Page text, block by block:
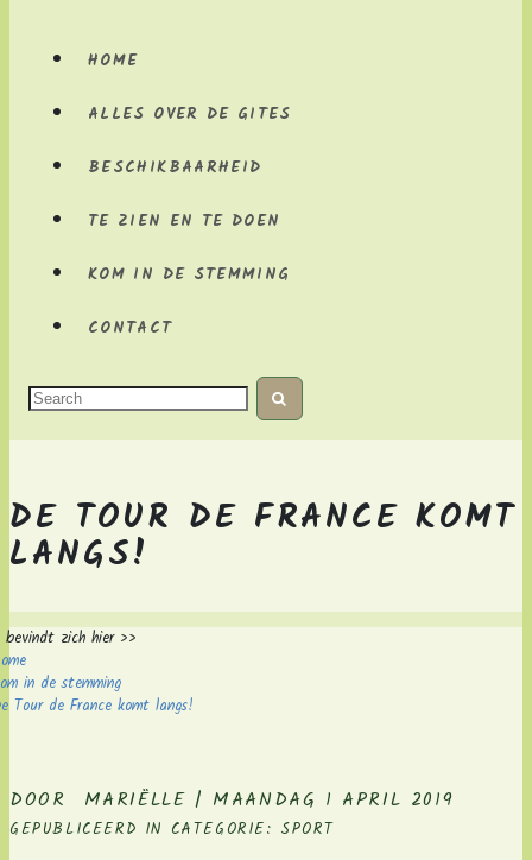
HOME
ALLES OVER DE GITES
BESCHIKBAARHEID
TE ZIEN EN TE DOEN
KOM IN DE STEMMING
CONTACT
DE TOUR DE FRANCE KOMT
LANGS!
bevindt zich hier >>
in de stemming
Tour de France komt langs!
DOOR MARIËLLE | MAANDAG 1 APRIL 2019
GEPUBLICEERD IN CATEGORIE: SPORT